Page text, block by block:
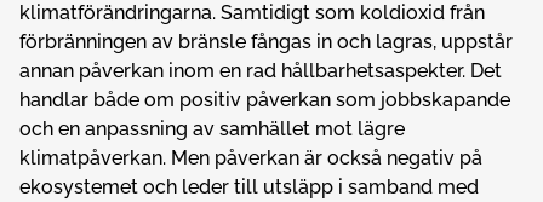
klimatförändringarna. Samtidigt som koldioxid från
förbränningen av bränsle fångas in och lagras, uppstår
annan påverkan inom en rad hållbarhetsaspekter. Det
handlar både om positiv påverkan som jobbskapande
och en anpassning av samhället mot lägre
klimatpåverkan. Men påverkan är också negativ på
ekosystemet och leder till utsläpp i samband med